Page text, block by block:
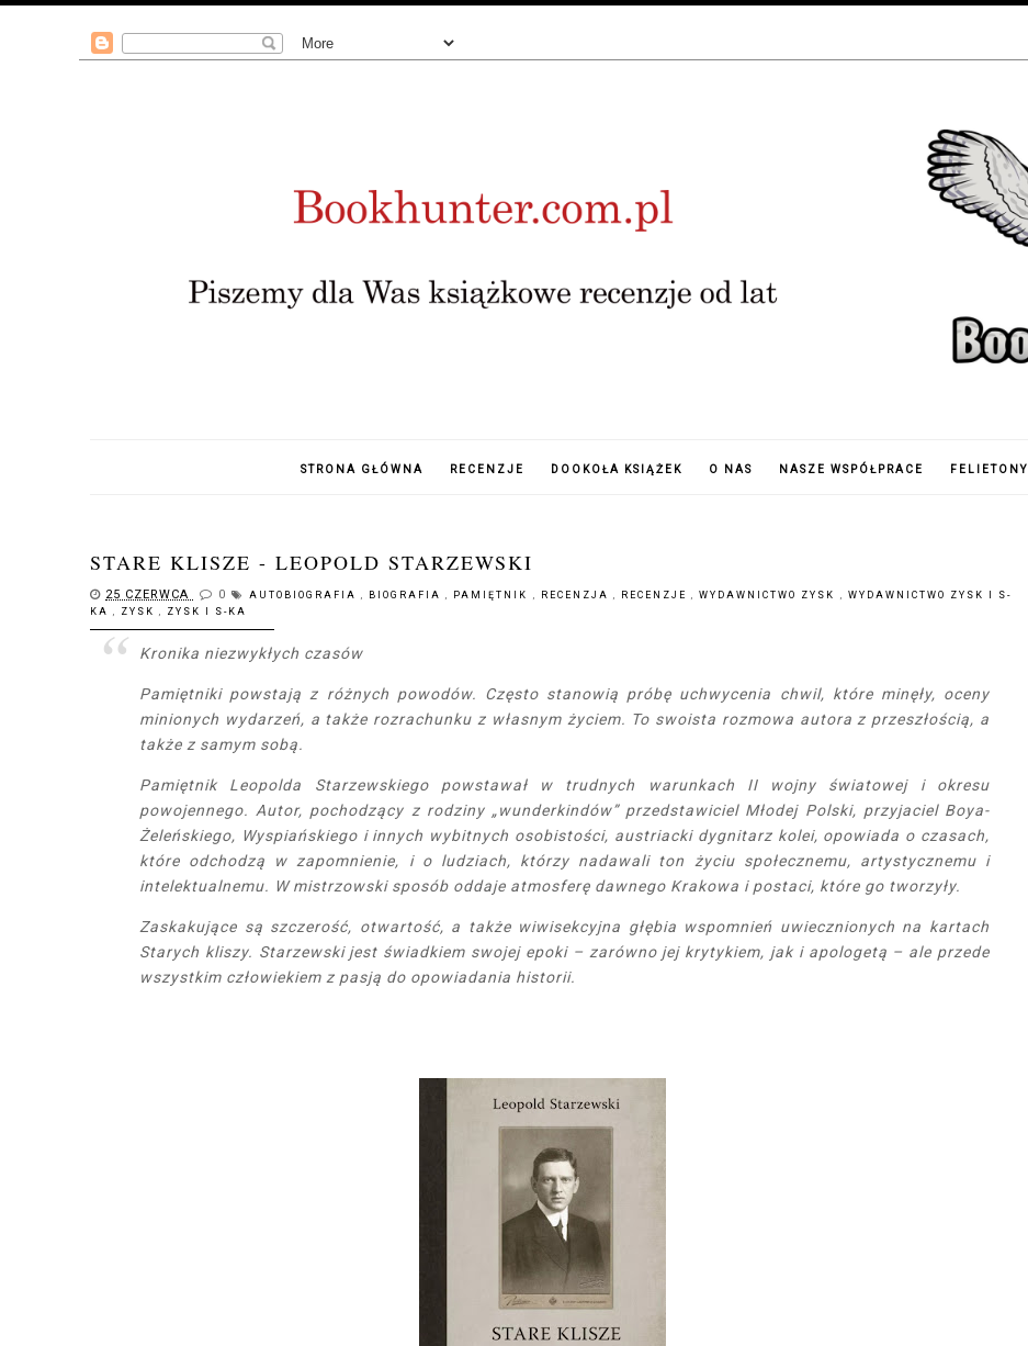
STRONA GŁÓWNA RECENZJE DOOKOŁA KSIĄŻEK O NAS NASZE WSPÓŁPRACE FELIETONY
STARE KLISZE - LEOPOLD STARZEWSKI
25 CZERWCA 0 AUTOBIOGRAFIA BIOGRAFIA PAMIĘTNIK RECENZJA RECENZJE ,WYDAWNICTWO ZYSK
WYDAWNICTWO ZYSK I S-
KA
ZYSK ZYSK I S-KA
Kronika niezwykłych czasów
Pamiętniki powstają z różnych powodów. Często stanowią próbę uchwycenia chwil, które minęły, oceny
minionych wydarzeń, a także rozrachunku z własnym życiem. To swoista rozmowa autora z przeszłością, a
także z samym sobą.
Pamiętnik Leopolda Starzewskiego powstawał w trudnych warunkach II wojny światowej i okresu
powojennego. Autor, pochodzący z rodziny „wunderkindów” przedstawiciel Młodej Polski, przyjaciel Boya-
Żeleńskiego, Wyspiańskiego i innych wybitnych osobistości, austriacki dygnitarz kolei, opowiada o czasach,
które odchodzą w zapomnienie, i o ludziach, którzy nadawali ton życiu społecznemu, artystycznemu i
intelektualnemu. W mistrzowski sposób oddaje atmosferę dawnego Krakowa i postaci, które go tworzyły.
Zaskakujące są szczerość, otwartość, a także wiwisekcyjna głębia wspomnień uwiecznionych na kartach
Starych kliszy. Starzewski jest świadkiem swojej epoki – zarówno jej krytykiem, jak i apologetą – ale przede
wszystkim człowiekiem z pasją do opowiadania historii.